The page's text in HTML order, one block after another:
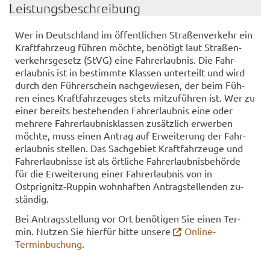
Leis­tungs­be­schrei­bung
Wer in Deutsch­land im öf­fent­li­chen Stra­ßen­ver­kehr ein
Kraft­fahr­zeug füh­ren möch­te, be­nö­tigt laut Stra­ßen­
ver­kehrs­ge­setz (StVG) eine Fahr­erlaub­nis. Die Fahr­
erlaub­nis ist in be­stimm­te Klas­sen un­ter­teilt und wird
durch den Füh­rer­schein nach­ge­wie­sen, der beim Füh­
ren eines Kraft­fahr­zeu­ges stets mit­zu­füh­ren ist. Wer zu
einer be­reits be­stehen­den Fahr­erlaub­nis eine oder
meh­re­re Fahr­erlaub­nis­klas­sen zu­sätz­lich er­wer­ben
möch­te, muss einen An­trag auf Er­wei­te­rung der Fahr­
erlaub­nis stel­len. Das Sach­ge­biet Kraft­fahr­zeu­ge und
Fahr­erlaub­nis­se ist als ört­li­che Fahr­erlaub­nis­be­hör­de
für die Er­wei­te­rung einer Fahr­erlaub­nis von in
Ostprignitz-​Ruppin wohn­haf­ten An­trag­stel­len­den zu­
stän­dig.
Bei An­trags­stel­lung vor Ort be­nö­ti­gen Sie einen Ter­
min. Nut­zen Sie hier­für bitte un­se­re
Online-​
Terminbuchung.